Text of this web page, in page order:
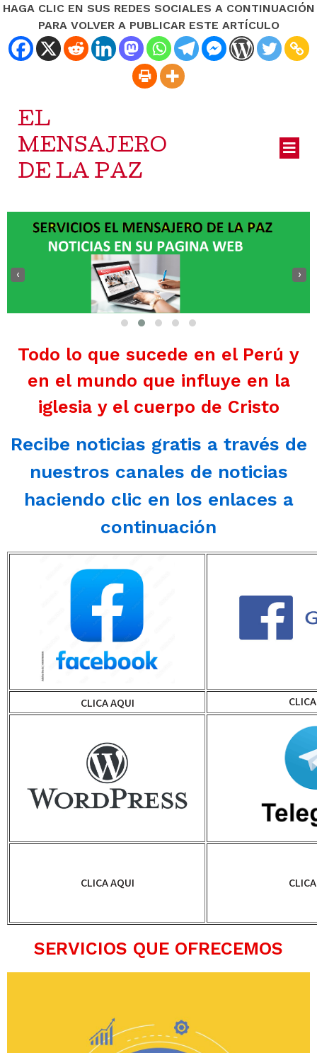
HAGA CLIC EN SUS REDES SOCIALES A CONTINUACIÓN
PARA VOLVER A PUBLICAR ESTE ARTÍCULO
EL
MENSAJERO
DE LA PAZ
‹ ›
Todo lo que sucede en el Perú y
en el mundo que influye en la
iglesia y el cuerpo de Cristo
Recibe noticias gratis a través de
nuestros canales de noticias
haciendo clic en los enlaces a
continuación
CLICA AQUI
CLICA AQUI
SERVICIOS QUE OFRECEMOS